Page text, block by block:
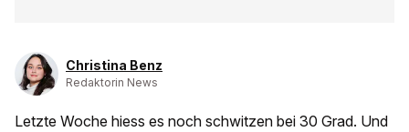
Christina Benz
Redaktorin News
Letzte Woche hiess es noch schwitzen bei 30 Grad. Und